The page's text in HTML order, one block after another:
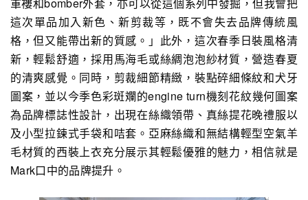
這次單品加入新色、新剪裁等，既不會失去品牌傳統風
格，但又能帶出新的質感。」此外，這次春季日裝風格清
新，輕鬆舒適，採用馬海毛或絲綢泡泡紗材質，營造春夏
的清爽感覺。同時，剪裁細節精緻，裝點碎細條紋和犬牙
圖案，並以今季色彩斑斕的engine turn機刻花紋幾何圖案
為品牌標誌性設計，出現在絲織領帶、真絲提花晚禮服以
及小型拉鍊式手袋和咭套。亞麻絲織和無結構輕型空氣羊
毛材質的西裝上衣充分展示其輕鬆優雅的魅力，相信就是
Mark口中的品牌提升。